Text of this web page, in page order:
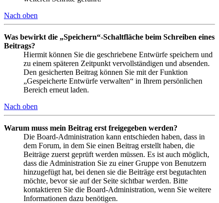
Nach oben
Was bewirkt die „Speichern“-Schaltfläche beim Schreiben eines
Beitrags?
Hiermit können Sie die geschriebene Entwürfe speichern und
zu einem späteren Zeitpunkt vervollständigen und absenden.
Den gesicherten Beitrag können Sie mit der Funktion
„Gespeicherte Entwürfe verwalten“ in Ihrem persönlichen
Bereich erneut laden.
Nach oben
Warum muss mein Beitrag erst freigegeben werden?
Die Board-Administration kann entschieden haben, dass in
dem Forum, in dem Sie einen Beitrag erstellt haben, die
Beiträge zuerst geprüft werden müssen. Es ist auch möglich,
dass die Administration Sie zu einer Gruppe von Benutzern
hinzugefügt hat, bei denen sie die Beiträge erst begutachten
möchte, bevor sie auf der Seite sichtbar werden. Bitte
kontaktieren Sie die Board-Administration, wenn Sie weitere
Informationen dazu benötigen.